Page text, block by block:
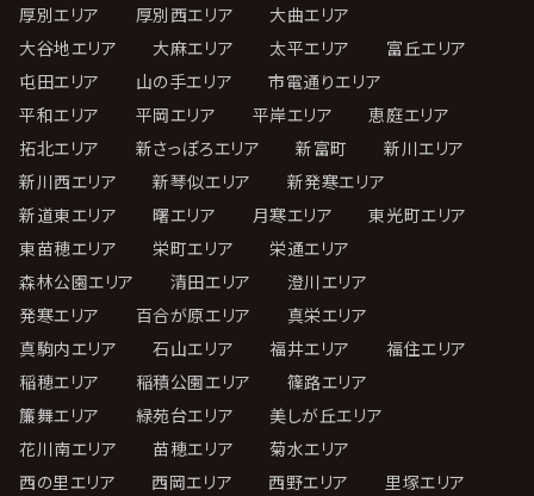
厚別エリア
厚別西エリア
大曲エリア
大谷地エリア
大麻エリア 太平エリア
富丘エリア
屯田エリア
山の手エリア
市電通りエリア
平和エリア
平岡エリア 平岸エリア
恵庭エリア
拓北エリア
新さっぽろエリア 新富町
新川エリア
新川西エリア
新琴似エリア
新発寒エリア
新道東エリア
曙エリア 月寒エリア
東光町エリア
東苗穂エリア
栄町エリア
栄通エリア
森林公園エリア
清田エリア
澄川エリア
発寒エリア
百合が原エリア
真栄エリア
真駒内エリア
石山エリア 福井エリア
福住エリア
稲穂エリア
稲積公園エリア
篠路エリア
簾舞エリア
緑苑台エリア
美しが丘エリア
花川南エリア
苗穂エリア
菊水エリア
西の里エリア
西岡エリア 西野エリア 里塚エリア